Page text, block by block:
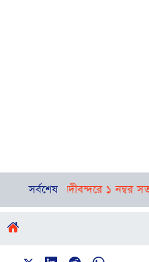
সর্বশেষ
নদীবন্দরে ১ নম্বর সতর্ক